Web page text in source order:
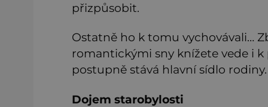
přizpůsobit.
Ostatně ho k tomu vychovávali…
romantickými sny knížete vede i k
postupně stává hlavní sídlo rodiny.
Dojem starobylosti